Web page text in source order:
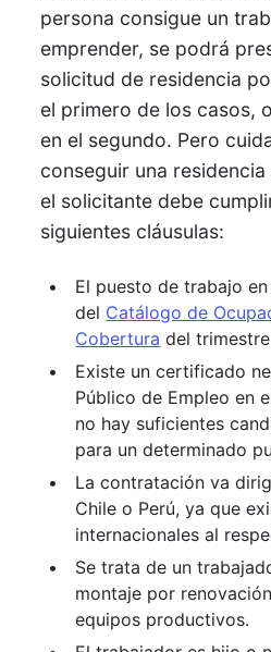
persona consigue un
emprender, se podrá
solicitud de residencia
el primero de los casos,
en el segundo. Pero
conseguir una
el solicitante debe
siguientes cláusulas:
El puesto de trabajo
del Catálogo de
Cobertura del
Existe un certificado
Público de Empleo en
no hay suficientes
para un determinado
La contratación va
Chile o Perú, ya que
internacionales al
Se trata de un
montaje por
equipos productivos.